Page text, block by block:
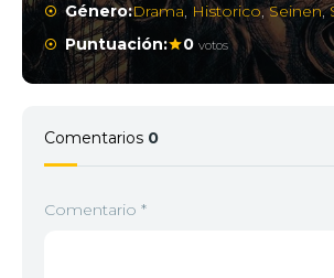
Género:Drama, Historico,Seinen,
Puntuación:
0 votos
Comentarios 0
Comentario *